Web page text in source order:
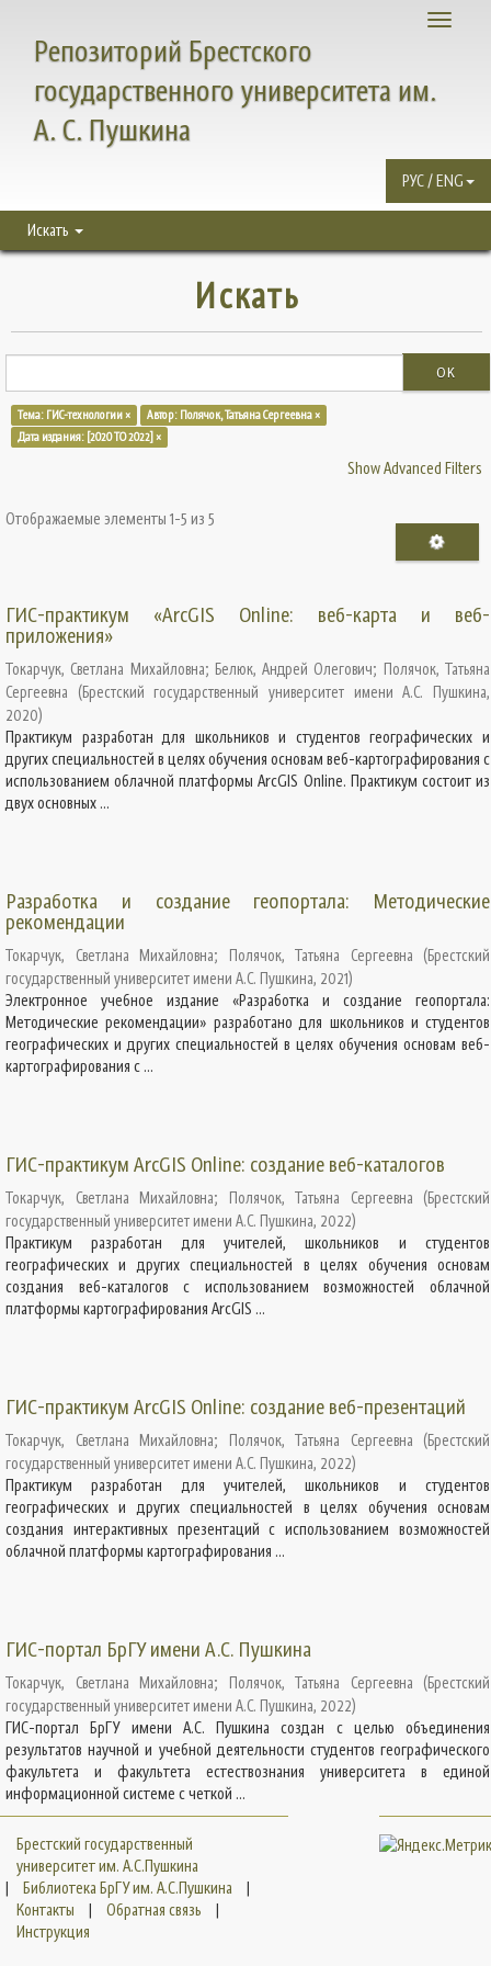
Toggle
Репозиторий Брестского
государственного университета им.
А. С. Пушкина
РУС / ENG
Искать
Искать
OK
Тема: ГИС-технологии ×
Автор: Полячок, Татьяна Сергеевна ×
Дата издания: [2020 TO 2022] ×
Show Advanced Filters
Отображаемые элементы 1-5 из 5
ГИС-практикум «ArcGIS Online: веб-карта и веб-
приложения»
Токарчук, Светлана Михайловна; Белюк, Андрей Олегович; Полячок, Татьяна
Сергеевна
(Брестский государственный университет имени А.С. Пушкина,
2020)
Практикум разработан для школьников и студентов географических и
других специальностей в целях обучения основам веб-картографирования с
использованием облачной платформы ArcGIS Online. Практикум состоит из
двух основных ...
Разработка и создание геопортала: Методические
рекомендации
Токарчук, Светлана Михайловна; Полячок, Татьяна Сергеевна (Брестский
государственный университет имени А.С. Пушкина, 2021)
Электронное учебное издание «Разработка и создание геопортала:
Методические рекомендации» разработано для школьников и студентов
географических и других специальностей в целях обучения основам веб-
картографирования с ...
ГИС-практикум ArcGIS Online: создание веб-каталогов
Токарчук, Светлана Михайловна; Полячок, Татьяна Сергеевна (Брестский
государственный университет имени А.С. Пушкина, 2022)
Практикум разработан для учителей, школьников и студентов
географических и других специальностей в целях обучения основам
создания веб-каталогов с использованием возможностей облачной
платформы картографирования ArcGIS ...
ГИС-практикум ArcGIS Online: создание веб-презентаций
Токарчук, Светлана Михайловна; Полячок, Татьяна Сергеевна (Брестский
государственный университет имени А.С. Пушкина, 2022)
Практикум разработан для учителей, школьников и студентов
географических и других специальностей в целях обучения основам
создания интерактивных презентаций с использованием возможностей
облачной платформы картографирования ...
ГИС-портал БрГУ имени А.С. Пушкина
Токарчук, Светлана Михайловна; Полячок, Татьяна Сергеевна (Брестский
государственный университет имени А.С. Пушкина, 2022)
ГИС-портал БрГУ имени А.С. Пушкина создан с целью объединения
результатов научной и учебной деятельности студентов географического
факультета и факультета естествознания университета в единой
информационной системе с четкой ...
Брестский государственный
университет им. А.С.Пушкина
|
Библиотека БрГУ им. А.С.Пушкина
|
Контакты
| Обратная связь
|
Инструкция